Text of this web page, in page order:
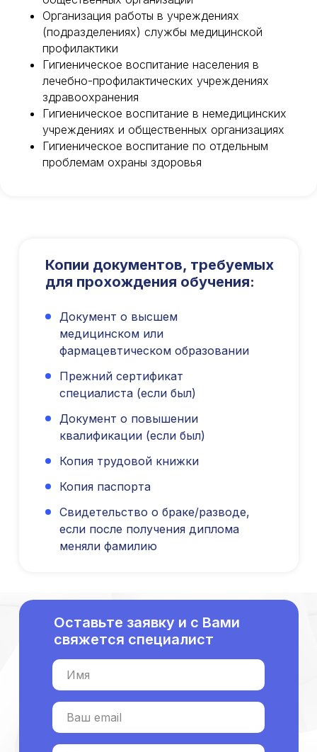
Организация работы в учреждениях
(подразделениях) службы медицинской
профилактики
Гигиеническое воспитание населения в
лечебно-профилактических учреждениях
здравоохранения
Гигиеническое воспитание в немедицинских
учреждениях и общественных организациях
Гигиеническое воспитание по отдельным
проблемам охраны здоровья
Документ о высшем
медицинском или
фармацевтическом образовании
Прежний сертификат
специалиста (если был)
Документ о повышении
квалификации (если был)
Копия трудовой книжки
Копия паспорта
Свидетельство о браке/разводе,
если после получения диплома
меняли фамилию
Копии документов, требуемых
для прохождения обучения:
Имя
Ваш email
Оставьте заявку и с Вами
свяжется специалист
©2026 ООО «МЦ МФО» МОСКВА
и фармацевтического образования
Соглашение о конфиденциальности
Политика конфиденциальности
ИНН/КПП 9702021368/770201001
Юридический адрес: 107031, г.Москва, вн.тер.г.
Муниципальный Округ Мещанский, ул Кузнецкий
Мост, д. 19, стр.2
Оферта об образовательных услугах
Публичная оферта
Повышение квалификации
Со средним образованием
С высшим образованием
Аккредитация
Подготовка документов
Прохождение тестов по клиническим
специализированной аккредитации
Категория «под ключ»
Периодическая аккредитация «под ключ»